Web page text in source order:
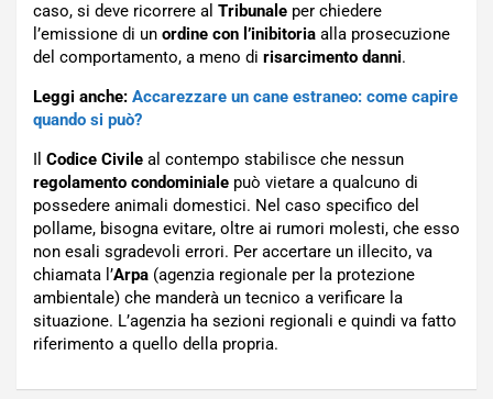
caso, si deve ricorrere al Tribunale per chiedere
l’emissione di un ordine con l’inibitoria alla prosecuzione
del comportamento, a meno di risarcimento danni.
Leggi anche: Accarezzare un cane estraneo: come capire
quando si può?
Codice Civile al contempo stabilisce che nessun
regolamento condominiale può vietare a qualcuno di
possedere animali domestici. Nel caso specifico del
pollame, bisogna evitare, oltre ai rumori molesti, che esso
non esali sgradevoli errori. Per accertare un illecito, va
chiamata l’Arpa (agenzia regionale per la protezione
ambientale) che manderà un tecnico a verificare la
situazione. L’agenzia ha sezioni regionali e quindi va fatto
riferimento a quello della propria.